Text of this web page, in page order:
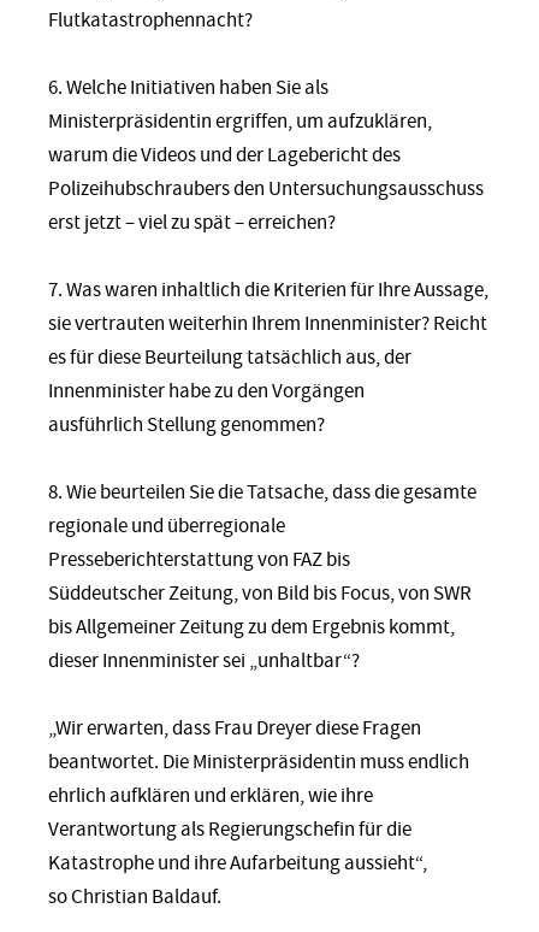
Flutkatastrophennacht?
6. Welche Initiativen haben Sie als
Ministerpräsidentin ergriffen, um aufzuklären,
warum die Videos und der Lagebericht des
Polizeihubschraubers den Untersuchungsausschuss
erst jetzt – viel zu spät – erreichen?
7. Was waren inhaltlich die Kriterien für Ihre Aussage,
sie vertrauten weiterhin Ihrem Innenminister? Reicht
es für diese Beurteilung tatsächlich aus, der
Innenminister habe zu den Vorgängen
ausführlich Stellung genommen?
8. Wie beurteilen Sie die Tatsache, dass die gesamte
regionale und überregionale
Presseberichterstattung von FAZ bis
Süddeutscher Zeitung, von Bild bis Focus, von SWR
bis Allgemeiner Zeitung zu dem Ergebnis kommt,
dieser Innenminister sei „unhaltbar“?
„Wir erwarten, dass Frau Dreyer diese Fragen
beantwortet. Die Ministerpräsidentin muss endlich
ehrlich aufklären und erklären, wie ihre
Verantwortung als Regierungschefin für die
Katastrophe und ihre Aufarbeitung aussieht“,
so Christian Baldauf.